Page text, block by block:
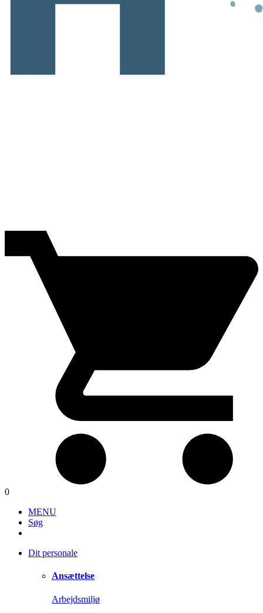
0
MENU
Søg
Dit personale
Ansættelse
Arbejdsmiljø